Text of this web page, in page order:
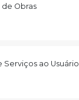
Obras
Serviços ao Usuário